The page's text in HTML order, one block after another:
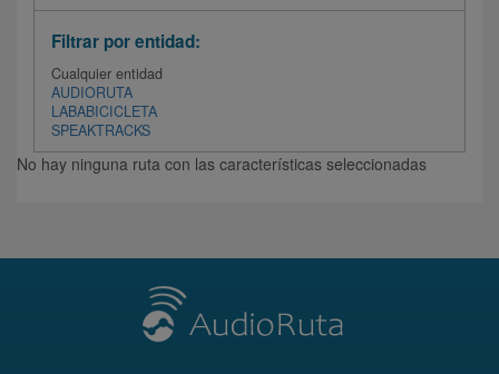
Filtrar por entidad:
Cualquier entidad
AUDIORUTA
LABABICICLETA
SPEAKTRACKS
No hay ninguna ruta con las características seleccionadas